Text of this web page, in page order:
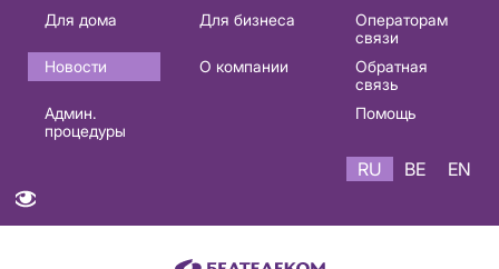
Основная
навигация
RU
Для дома Для бизнеса
Операторам
связи
Новости
О компании
Обратная
связь
Админ.
процедуры
Помощь
RU BE EN